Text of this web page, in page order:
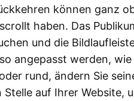
können ganz
haben. Das
und die
angepasst werden,
rund, ändern Sie
auf Ihrer Website,